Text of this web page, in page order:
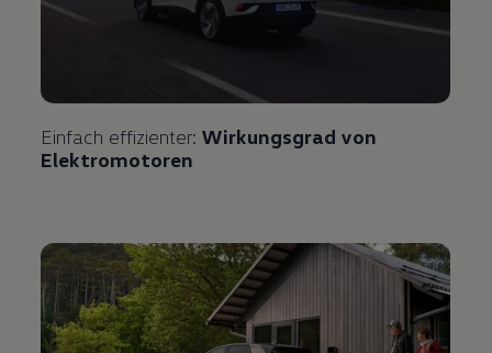
Einfach effizienter: Wirkungsgrad von
Elektromotoren